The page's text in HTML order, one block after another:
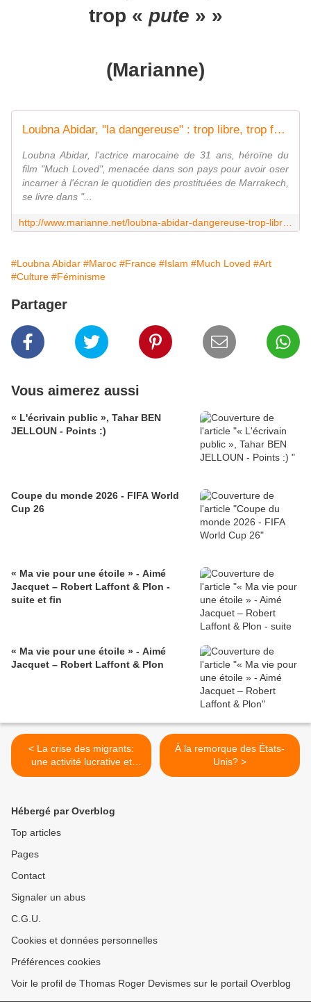
trop « pute » »
(Marianne)
Loubna Abidar, "la dangereuse" : trop libre, trop franche, trop femme, trop "pute"...
Loubna Abidar, l'actrice marocaine de 31 ans, héroïne du
film "Much Loved", menacée dans son pays pour avoir oser
incarner à l'écran le quotidien des prostituées de Marrakech,
se livre dans "...
#Loubna Abidar #Maroc #France #Islam #Much Loved #Art
#Culture #Féminisme
Partager
Vous aimerez aussi
« L'écrivain public », Tahar BEN
JELLOUN - Points :)
Coupe du monde 2026 - FIFA World
Cup 26
« Ma vie pour une étoile » - Aimé
Jacquet – Robert Laffont & Plon -
suite et fin
« Ma vie pour une étoile » - Aimé
Jacquet – Robert Laffont & Plon
< La crise des migrants:
une activité lucrative et
sans risque pour les mafias
À la remorque des États-
Unis? >
Hébergé par Overblog
Top articles
Pages
Contact
Signaler un abus
C.G.U.
Cookies et données personnelles
Préférences cookies
Voir le profil de Thomas Roger Devismes sur le portail Overblog